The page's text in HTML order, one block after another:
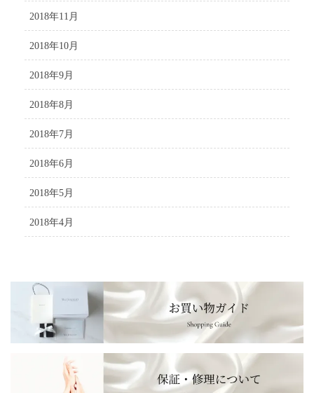
2018年11月
2018年10月
2018年9月
2018年8月
2018年7月
2018年6月
2018年5月
2018年4月